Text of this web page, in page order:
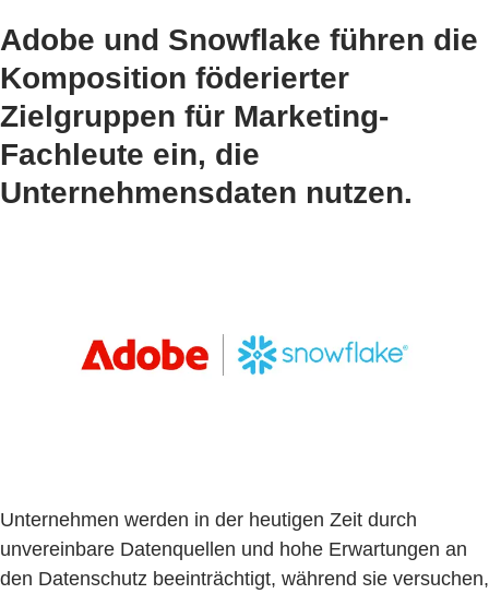
Adobe und Snowflake führen die
Komposition föderierter
Zielgruppen für Marketing-
Fachleute ein, die
Unternehmensdaten nutzen.
Unternehmen werden in der heutigen Zeit durch
unvereinbare Datenquellen und hohe Erwartungen an
den Datenschutz beeinträchtigt, während sie versuchen,